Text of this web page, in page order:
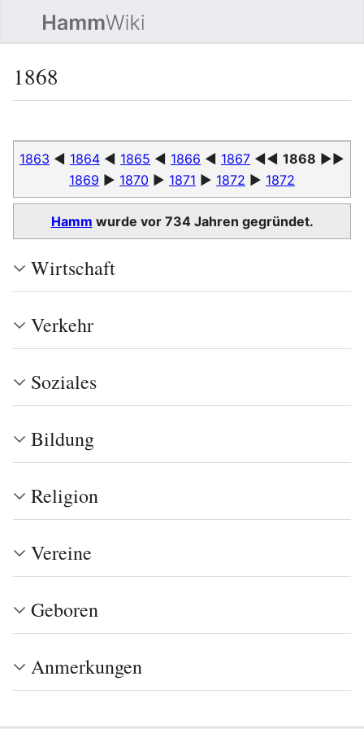
1868
1863 ◄ 1864 ◄ 1865 ◄ 1866 ◄ 1867 ◄◄ 1868 ►►
1869 ► 1870 ► 1871 ► 1872 ► 1872
Hamm wurde vor 734 Jahren gegründet.
Wirtschaft
Verkehr
Soziales
Bildung
Religion
Vereine
Geboren
Anmerkungen